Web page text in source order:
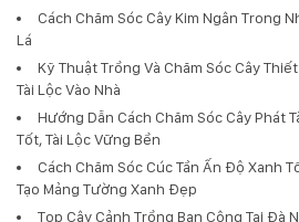
Cách Chăm Sóc Cây Kim Ngân Trong
Lá
Kỹ Thuật Trồng Và Chăm Sóc Cây
Tài Lộc Vào Nhà
Hướng Dẫn Cách Chăm Sóc Cây Phát
Tốt, Tài Lộc Vững Bền
Cách Chăm Sóc Cúc Tần Ấn Độ Xanh
Tạo Mảng Tường Xanh Đẹp
Top Cây Cảnh Trồng Ban Công Tại Đà